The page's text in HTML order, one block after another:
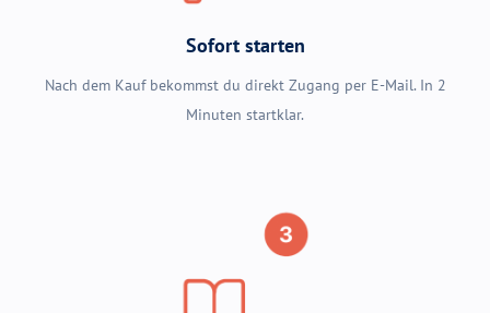
Sofort starten
Nach dem Kauf bekommst du direkt Zugang per E-Mail. In 2
Minuten startklar.